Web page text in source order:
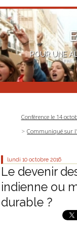
POUR UNE
Conférence le 14
Communiqué sur
lundi 10 octobre 2016
Le devenir
indienne ou
durable ?